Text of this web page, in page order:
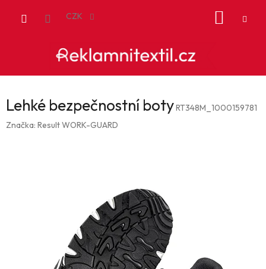
CZK
Lehké bezpečnostní botyRT348M_1000159781
Značka: Result WORK-GUARD